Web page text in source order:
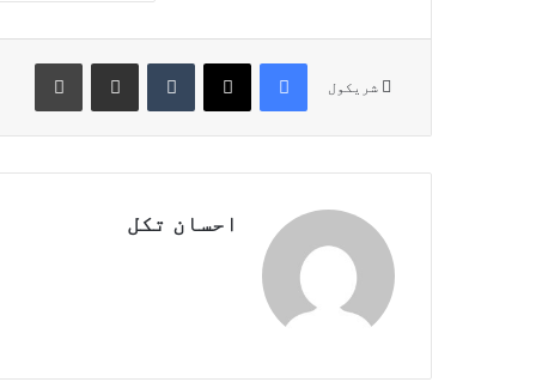
شریکول
X
احسان تکل